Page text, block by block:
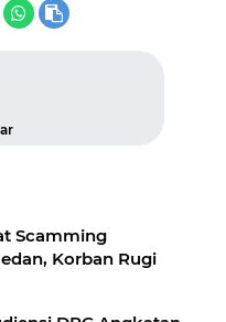
Scamming
Korban Rugi